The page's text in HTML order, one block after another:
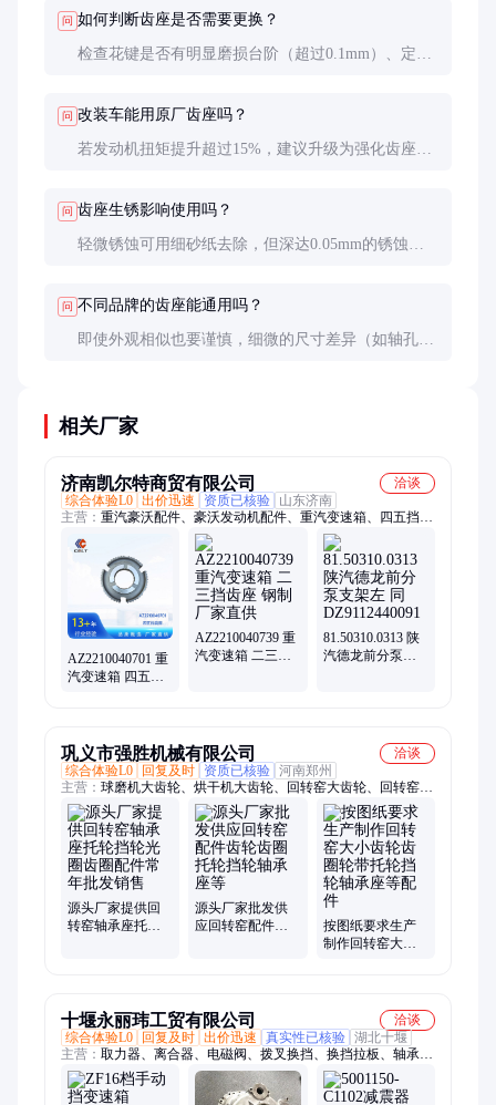
问 如何判断齿座是否需要更换？
检查花键是否有明显磨损台阶（超过0.1mm）、定位
问 改装车能用原厂齿座吗？
若发动机扭矩提升超过15%，建议升级为强化齿座。
问 齿座生锈影响使用吗？
轻微锈蚀可用细砂纸去除，但深达0.05mm的锈蚀会
问 不同品牌的齿座能通用吗？
即使外观相似也要谨慎，细微的尺寸差异（如轴孔公
相关厂家
济南凯尔特商贸有限公司
洽谈
综合体验L0 出价迅速 资质已核验
山东济南
主营： 重汽豪沃配件、豪沃发动机配件、重汽变速箱、四五挡齿
座、陕汽德龙配件、潍柴发动机配件
AZ2210040701 重
汽变速箱 四五挡
AZ2210040739 重
汽变速箱 二三挡
81.50310.0313 陕
汽德龙前分泵支
巩义市强胜机械有限公司
洽谈
综合体验L0
回复及时 资质已核验 河南郑州
主营： 球磨机大齿轮、烘干机大齿轮、回转窑大齿轮、回转窑挡
轮、烘干机滚圈、回转窑轮带、小齿轮
源头厂家提供回
转窑轴承座托轮
源头厂家批发供
应回转窑配件齿
按图纸要求生产
制作回转窑大小
十堰永丽玮工贸有限公司
洽谈
综合体验L0
回复及时 出价迅速 真实性已核验 湖北十堰
主营： 取力器、离合器、电磁阀、拨叉换挡、换挡拉板、轴承
垫、连接板、机油泵、缓速器、变速箱、控制器、拨叉轴、油管
总成、分离拨叉、顶盖总成、手柄总成、二轴油封、机电科技、